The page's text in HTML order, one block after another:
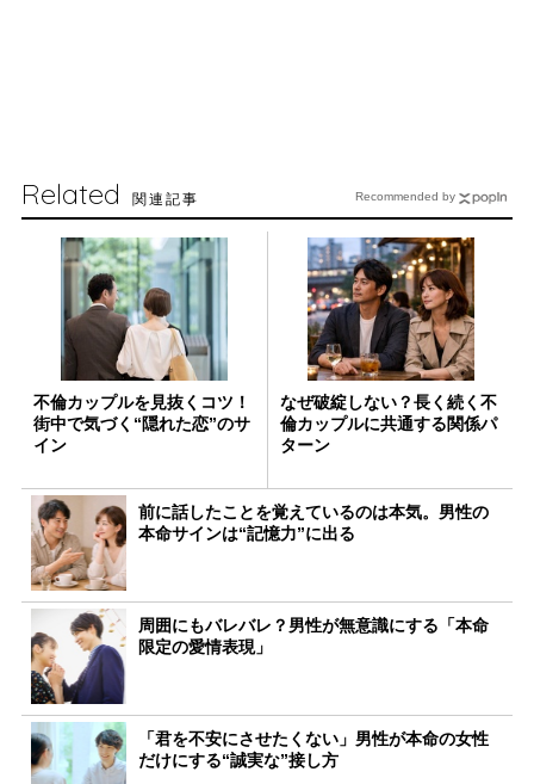
Related 関連記事
不倫カップルを見抜くコツ！
街中で気づく“隠れた恋”のサ
イン
なぜ破綻しない？長く続く不
倫カップルに共通する関係パ
ターン
前に話したことを覚えているのは本気。男性の
本命サインは“記憶力”に出る
周囲にもバレバレ？男性が無意識にする「本命
限定の愛情表現」
「君を不安にさせたくない」男性が本命の女性
だけにする“誠実な”接し方
Recommended by